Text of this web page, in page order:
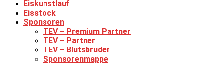
Eiskunstlauf
Eisstock
Sponsoren
TEV – Premium Partner
TEV – Partner
TEV – Blutsbrüder
Sponsorenmappe